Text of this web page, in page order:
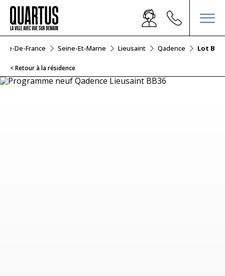
Île-De-France Seine-Et-Marne Lieusaint Qadence Lot
< Retour à la résidence